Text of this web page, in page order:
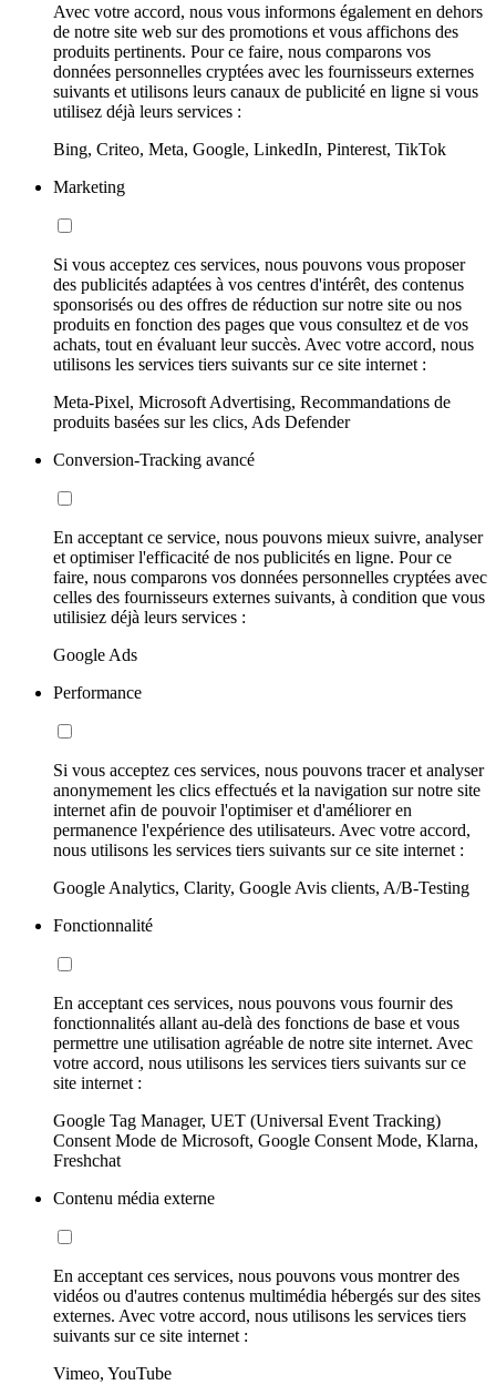
Avec votre accord, nous vous informons également en dehors
de notre site web sur des promotions et vous affichons des
produits pertinents. Pour ce faire, nous comparons vos
données personnelles cryptées avec les fournisseurs externes
suivants et utilisons leurs canaux de publicité en ligne si vous
utilisez déjà leurs services :
Bing, Criteo, Meta, Google, LinkedIn, Pinterest, TikTok
Marketing
Si vous acceptez ces services, nous pouvons vous proposer
des publicités adaptées à vos centres d'intérêt, des contenus
sponsorisés ou des offres de réduction sur notre site ou nos
produits en fonction des pages que vous consultez et de vos
achats, tout en évaluant leur succès. Avec votre accord, nous
utilisons les services tiers suivants sur ce site internet :
Meta-Pixel, Microsoft Advertising, Recommandations de
produits basées sur les clics, Ads Defender
Conversion-Tracking avancé
En acceptant ce service, nous pouvons mieux suivre, analyser
et optimiser l'efficacité de nos publicités en ligne. Pour ce
faire, nous comparons vos données personnelles cryptées avec
celles des fournisseurs externes suivants, à condition que vous
utilisiez déjà leurs services :
Google Ads
Performance
Si vous acceptez ces services, nous pouvons tracer et analyser
anonymement les clics effectués et la navigation sur notre site
internet afin de pouvoir l'optimiser et d'améliorer en
permanence l'expérience des utilisateurs. Avec votre accord,
nous utilisons les services tiers suivants sur ce site internet :
Google Analytics, Clarity, Google Avis clients, A/B-Testing
Fonctionnalité
En acceptant ces services, nous pouvons vous fournir des
fonctionnalités allant au-delà des fonctions de base et vous
permettre une utilisation agréable de notre site internet. Avec
votre accord, nous utilisons les services tiers suivants sur ce
site internet :
Google Tag Manager, UET (Universal Event Tracking)
Consent Mode de Microsoft, Google Consent Mode, Klarna,
Freshchat
Contenu média externe
En acceptant ces services, nous pouvons vous montrer des
vidéos ou d'autres contenus multimédia hébergés sur des sites
externes. Avec votre accord, nous utilisons les services tiers
suivants sur ce site internet :
Vimeo, YouTube